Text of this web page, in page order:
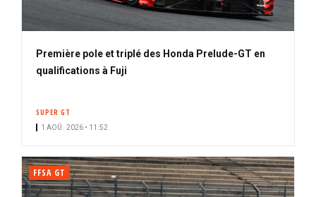
Première pole et triplé des Honda Prelude-GT en
qualifications à Fuji
SUPER GT
1 AOÛ. 2026 • 11:52
FFSA GT